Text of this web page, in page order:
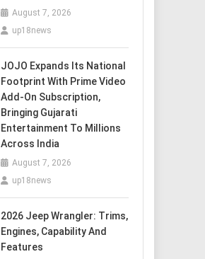
August 7, 2026
up18news
JOJO Expands Its National
Footprint With Prime Video
Add-On Subscription,
Bringing Gujarati
Entertainment To Millions
Across India
August 7, 2026
up18news
2026 Jeep Wrangler: Trims,
Engines, Capability And
Features